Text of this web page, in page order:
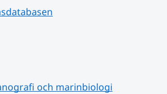
och marinbiologi